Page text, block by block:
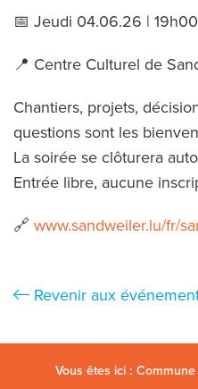
📅 Jeudi 04.06.26 | 19h00
📍 Centre Culturel de
Chantiers, projets,
questions sont les
La soirée se clôturera
Entrée libre, aucune
🔗 www.sandweiler.lu/fr/
Revenir aux
Vous êtes ici :